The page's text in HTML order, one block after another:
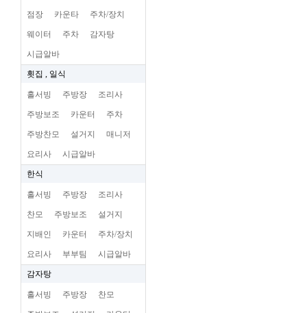
점장 카운타 주차/장치
웨이터 주차 감자탕
시급알바
횟집 , 일식
홀서빙 주방장 조리사
주방보조 카운터 주차
주방찬모 설거지 매니저
요리사 시급알바
한식
홀서빙 주방장 조리사
찬모 주방보조 설거지
지배인 카운터 주차/장치
요리사 부부팀 시급알바
감자탕
홀서빙 주방장 찬모